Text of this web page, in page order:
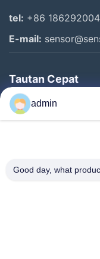
tel: +86
E-mail:
Tautan Cepat
Rumah
Produk
Tentang Kami
admin
Good day, what